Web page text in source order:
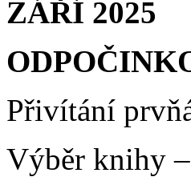
ZÁŘÍ 2025
Přivítání
Výběr knihy